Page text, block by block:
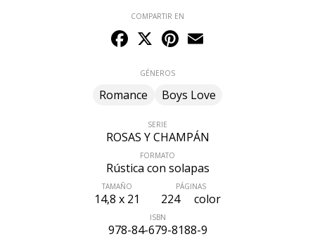
COMPARTIR EN
Facebook
X Pinterest
GÉNEROS
Romance Boys Love
SERIE
ROSAS Y CHAMPÁN
FORMATO
Rústica con solapas
TAMAÑO
14,8 x 21
PÁGINAS
224 color
ISBN
978-84-679-8188-9
ÚLTIMO NÚMERO PUBLICADO